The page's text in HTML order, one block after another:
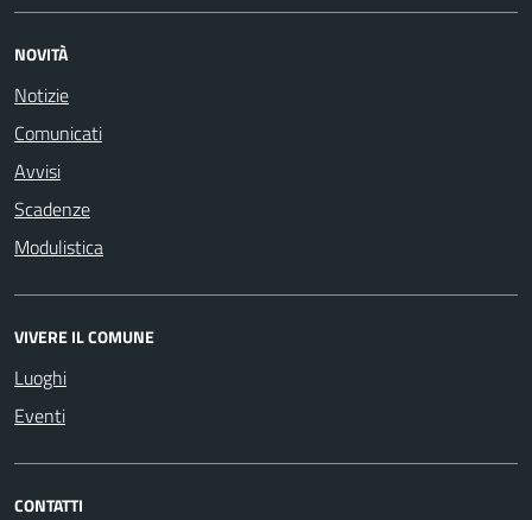
NOVITÀ
Notizie
Comunicati
Avvisi
Scadenze
Modulistica
VIVERE IL COMUNE
Luoghi
Eventi
CONTATTI